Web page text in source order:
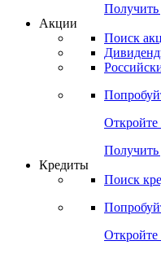
Получить
Акции
Поиск
Откройте
Получить
Кредиты
Поиск
Откройте